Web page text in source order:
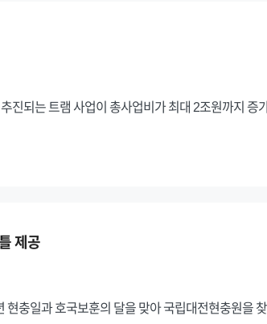
진되는 트램 사업이 총사업비가 최대 2조원까지 증
제공
현충일과 호국보훈의 달을 맞아 국립대전현충원을